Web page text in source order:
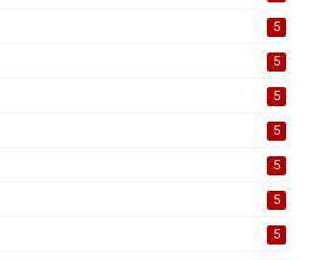
5
5
5
5
5
5
5